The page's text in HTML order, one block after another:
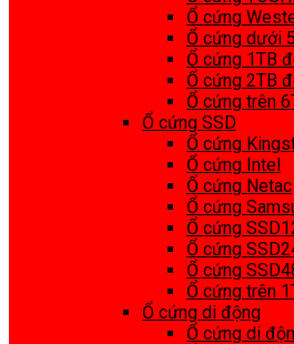
Ổ cứng
Ổ cứng dưới
Ổ cứng 1TB
Ổ cứng 2TB
Ổ cứng trên
Ổ cứng SSD
Ổ cứng
Ổ cứng Intel
Ổ cứng Netac
Ổ cứng
Ổ cứng
Ổ cứng
Ổ cứng
Ổ cứng trên
Ổ cứng di động
Ổ cứng di